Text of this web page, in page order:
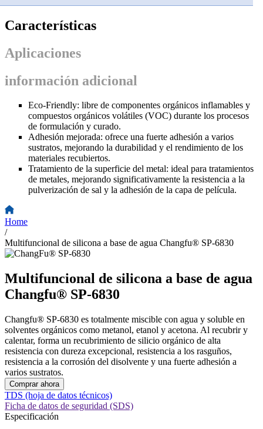
Características
Aplicaciones
información adicional
Eco-Friendly: libre de componentes orgánicos inflamables y
compuestos orgánicos volátiles (VOC) durante los procesos
de formulación y curado.
Adhesión mejorada: ofrece una fuerte adhesión a varios
sustratos, mejorando la durabilidad y el rendimiento de los
materiales recubiertos.
Tratamiento de la superficie del metal: ideal para tratamientos
de metales, mejorando significativamente la resistencia a la
pulverización de sal y la adhesión de la capa de película.
Home
/
Multifuncional de silicona a base de agua Changfu® SP-6830
Multifuncional de silicona a base de agua
Changfu® SP-6830
Changfu® SP-6830 es totalmente miscible con agua y soluble en
solventes orgánicos como metanol, etanol y acetona. Al recubrir y
calentar, forma un recubrimiento de silicio orgánico de alta
resistencia con dureza excepcional, resistencia a los rasguños,
resistencia a la corrosión del disolvente y una fuerte adhesión a
varios sustratos.
Comprar ahora
TDS (hoja de datos técnicos)
Ficha de datos de seguridad (SDS)
Especificación